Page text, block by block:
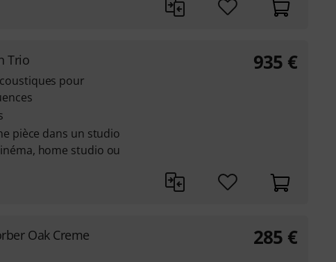
Trio
pour
pièce dans un studio
home studio ou
935 €
Oak Creme 285 €